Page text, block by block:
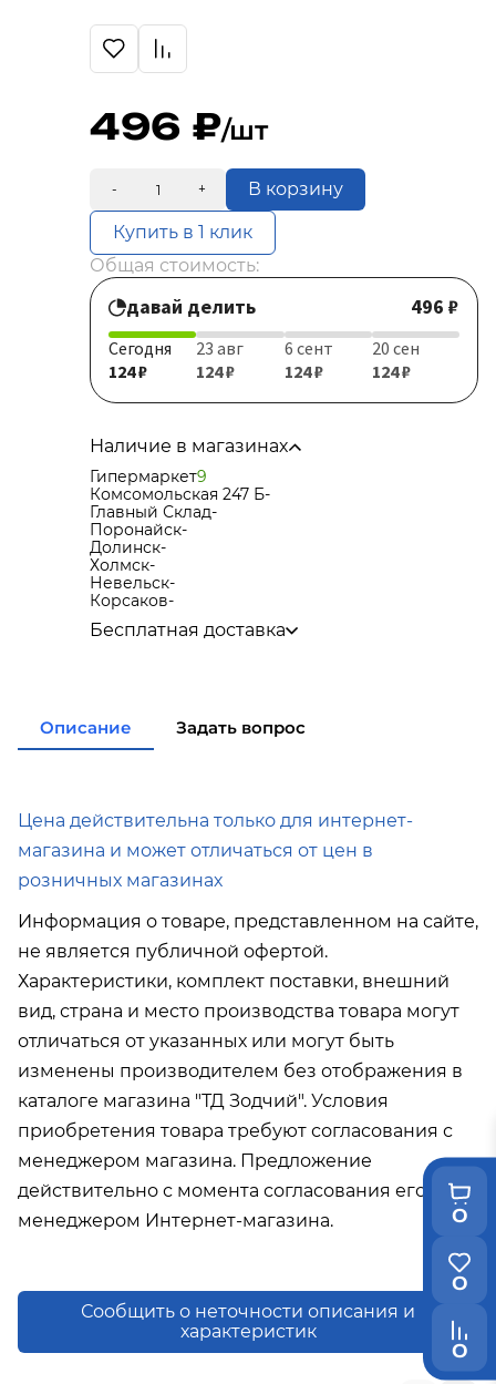
0
0
0
496 /шт
- + В корзину
Купить в 1 клик
Общая стоимость:
давай делить 496 ₽
Сегодня
124 ₽
23 авг
124 ₽
6 сент
124 ₽
20 сен
124 ₽
Наличие в магазинах
Гипермаркет9
Комсомольская 247 Б-
Главный Склад-
Поронайск-
Долинск-
Холмск-
Невельск-
Корсаков-
Бесплатная доставка
000р
в город Поронайск при покупке
Описание Задать вопрос
Цена действительна только для интернет-
магазина и может отличаться от цен в
розничных магазинах
Информация о товаре, представленном на сайте,
не является публичной офертой.
Характеристики, комплект поставки, внешний
вид, страна и место производства товара могут
отличаться от указанных или могут быть
изменены производителем без отображения в
каталоге магазина "ТД Зодчий". Условия
приобретения товара требуют согласования с
менеджером магазина. Предложение
действительно с момента согласования его с
менеджером Интернет-магазина.
Сообщить о неточности описания и
характеристик